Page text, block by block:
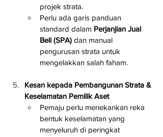
projek strata.
Perlu ada garis panduan
standard dalam Perjanjian Jual
Beli (SPA) dan manual
pengurusan strata untuk
mengelakkan salah faham.
Kesan kepada Pembangunan Strata &
Keselamatan Pemilik Aset
Pemaju perlu menekankan reka
bentuk keselamatan yang
menyeluruh di peringkat